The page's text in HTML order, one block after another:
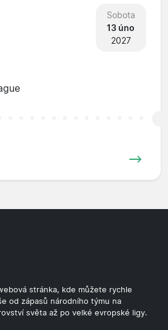
Sobota
13 úno
2027
stránka, kde můžete rychle
od zápasů národního týmu na
světa až po velké evropské ligy.